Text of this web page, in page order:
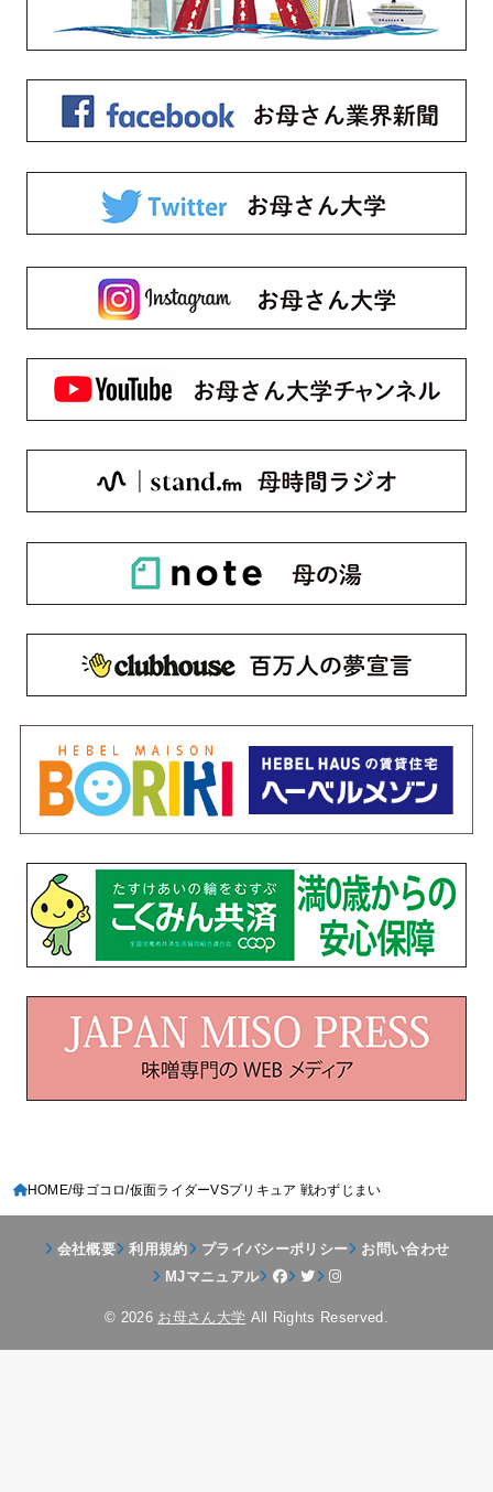
HOME 母ゴコロ 仮面ライダーVSプリキュア 戦わずじまい
会社概要 利用規約 プライバシーポリシー
お問い合わせ
MJマニュアル
© 2026 お母さん大学 All Rights Reserved.